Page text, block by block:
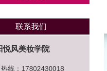
联系我们
悦风美妆学院
线：17802430018